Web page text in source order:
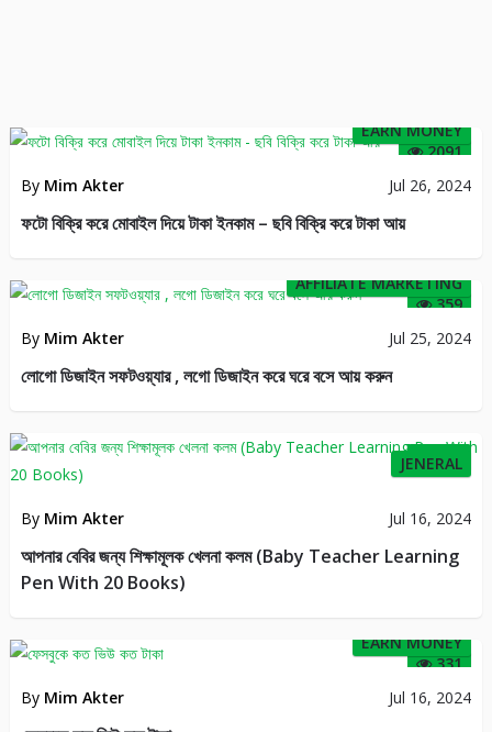
2091
EARN MONEY
By Mim Akter Jul 26, 2024
ফটো বিক্রি করে মোবাইল দিয়ে টাকা ইনকাম – ছবি বিক্রি করে টাকা আয়
359
AFFILIATE MARKETING
By Mim Akter Jul 25, 2024
লোগো ডিজাইন সফটওয়্যার , লগো ডিজাইন করে ঘরে বসে আয় করুন
311
JENERAL
By Mim Akter Jul 16, 2024
আপনার বেবির জন্য শিক্ষামূলক খেলনা কলম (Baby Teacher Learning
Pen With 20 Books)
331
EARN MONEY
By Mim Akter Jul 16, 2024